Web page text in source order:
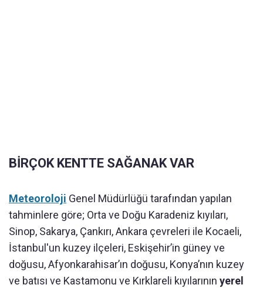
BİRÇOK KENTTE SAĞANAK VAR
Meteoroloji Genel Müdürlüğü tarafından yapılan
tahminlere göre; Orta ve Doğu Karadeniz kıyıları,
Sinop, Sakarya, Çankırı, Ankara çevreleri ile Kocaeli,
İstanbul'un kuzey ilçeleri, Eskişehir’in güney ve
doğusu, Afyonkarahisar’ın doğusu, Konya’nın kuzey
ve batısı ve Kastamonu ve Kırklareli kıyılarının yerel